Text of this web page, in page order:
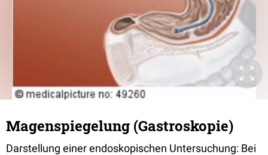
Magenspiegelung (Gastroskopie)
Darstellung einer endoskopischen Untersuchung: Bei